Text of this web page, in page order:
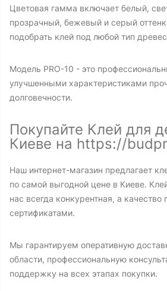
Цветовая гамма включает белый,
прозрачный, бежевый и серый
подобрать клей под любой тип
Модель PRO-10 - это
улучшенными характеристиками
долговечности.
Покупайте Клей для
Киеве на https://
Наш интернет-магазин предлагает
по самой выгодной цене в Киеве.
нас всегда конкурентная, а
сертификатами.
Мы гарантируем оперативную
области, профессиональную
поддержку на всех этапах покупки.